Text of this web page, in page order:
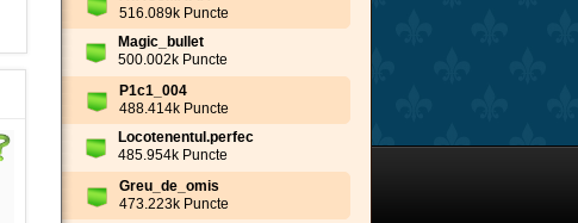
516.089k Puncte
Magic_bullet
500.002k Puncte
P1c1_004
488.414k Puncte
Locotenentul.perfec
485.954k Puncte
Greu_de_omis
473.223k Puncte